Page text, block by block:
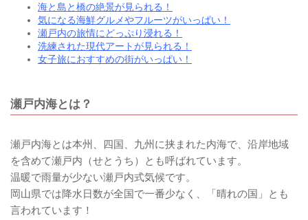
海と島と橋の絶景が見られる！
気になる海鮮グルメやフルーツがいっぱい！
瀬戸内の旅情にどっぷり浸れる！
洗練された現代アートが見られる！
女子旅におすすめの街がいっぱい！
瀬戸内海とは？
瀬戸内海とは本州、四国、九州に挟まれた内海で、沿岸地域
を含めて瀬戸内（せとうち）とも呼ばれています。
温暖で雨量が少ない瀬戸内式気候です。
岡山県では降水日数が全国で一番少なく、「晴れの国」とも
言われています！